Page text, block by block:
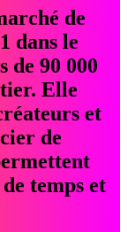
de
dans le
de 90 000
Elle
et
de
temps et